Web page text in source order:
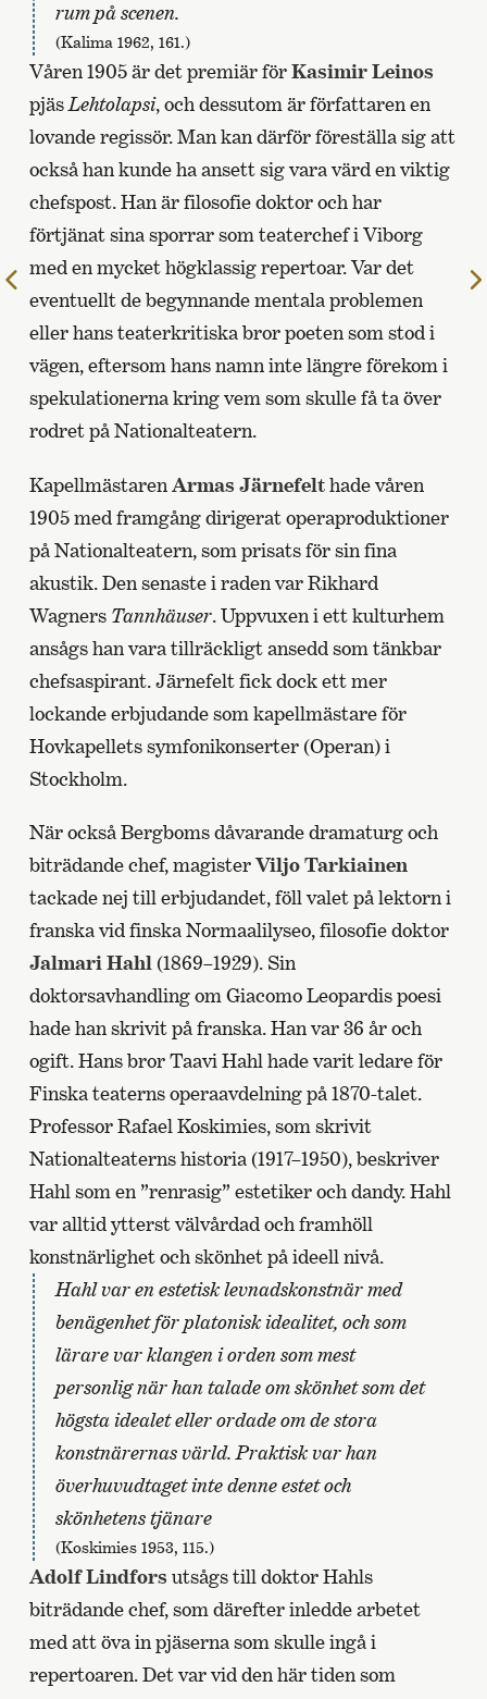
rum på scenen.
(Kalima 1962, 161.)
Våren 1905 är det premiär förKasimir Leinos
pjäsLehtolapsi, och dessutom är författaren en
lovande regissör. Man kan därför föreställa sig att
också han kunde ha ansett sig vara värd en viktig
chefspost. Han är filosofie doktor och har
förtjänat sina sporrar som teaterchef i Viborg
med en mycket högklassig repertoar. Var det
eventuellt de begynnande mentala problemen
eller hans teaterkritiska bror poeten som stod i
vägen, eftersom hans namn inte längre förekom i
spekulationerna kring vem som skulle få ta över
rodret på Nationalteatern.
Kapellmästaren Armas Järnefelthade våren
1905 med framgång dirigerat operaproduktioner
på Nationalteatern, som prisats för sin fina
akustik. Den senaste i raden var Rikhard
Wagners Tannhäuser. Uppvuxen i ett kulturhem
ansågs han vara tillräckligt ansedd som tänkbar
chefsaspirant. Järnefelt fick dock ett mer
lockande erbjudande som kapellmästare för
Hovkapellets symfonikonserter (Operan) i
Stockholm.
När också Bergboms dåvarande dramaturg och
biträdande chef, magisterViljo Tarkiainen
tackade nej till erbjudandet, föll valet på lektorn i
franska vid finska Normaalilyseo, filosofie doktor
Jalmari Hahl (1869–1929). Sin
doktorsavhandling om Giacomo Leopardis poesi
hade han skrivit på franska. Han var 36 år och
ogift. Hans bror Taavi Hahl hade varit ledare för
Finska teaterns operaavdelning på 1870-talet.
Professor Rafael Koskimies, som skrivit
Nationalteaterns historia (1917–1950), beskriver
Hahl som en ”renrasig” estetiker och dandy. Hahl
var alltid ytterst välvårdad och framhöll
konstnärlighet och skönhet på ideell nivå.
Hahl var en estetisk levnadskonstnär med
benägenhet för platonisk idealitet, och som
lärare var klangen i orden som mest
personlig när han talade om skönhet som det
högsta idealet eller ordade om de stora
konstnärernas värld. Praktisk var han
överhuvudtaget inte denne estet och
skönhetens tjänare
(Koskimies 1953, 115.)
Adolf Lindfors utsågs till doktor Hahls
biträdande chef, som därefter inledde arbetet
med att öva in pjäserna som skulle ingå i
repertoaren. Det var vid den här tiden som
Till
föregående
sida